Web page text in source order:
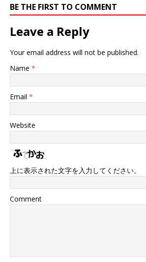
BE THE FIRST TO COMMENT
Leave a Reply
Your email address will not be published.
Name *
Email *
Website
上に表示された文字を入力してください。
Comment